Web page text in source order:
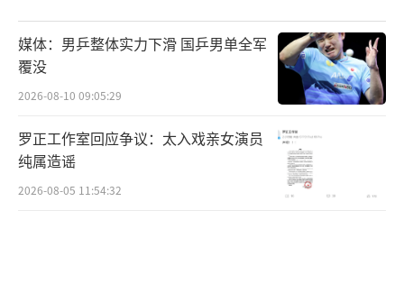
媒体：男乒整体实力下滑 国乒男单全军
覆没
2026-08-10 09:05:29
罗正工作室回应争议：太入戏亲女演员
纯属造谣
2026-08-05 11:54:32